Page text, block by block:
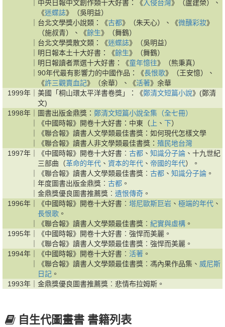
中央日報中文創作類十大好書：《入侵台灣》（盧建榮）、
《迷蝶誌》（吳明益）
台北文學獎小說類：《古都》（朱天心）、《微醺彩妝》
（施叔青）、《餘生》（舞鶴）
台北文學獎散文類：《迷蝶誌》（吳明益）
明日報本土十大好書：《餘生》（舞鶴）
明日報讀者票選十大好書：《童年憶往》（熊秉真）
90年代最有影響力的中國作品：《長恨歌》（王安憶）、
《許三觀賣血記》（余華）、《活著》余華
1999年｜ 美國「桐山環太平洋書卷獎」：《鄭清文短篇小說》(鄭清
文)
1998年｜
圖書出版金鼎獎： 鄭清文短篇小說全集（全七冊）
《中國時報》開卷十大好書：中東（ 上 、 下）
《聯合報》讀書人文學類最佳書獎：如何現代怎樣文學
《聯合報》讀書人非文學類最佳書獎： 殖民地台灣
1997年｜
《中國時報》開卷十大好書︰ 古都 、 知識分子論 、十九世紀
三部曲（革命的年代 、 資本的年代 、 帝國的年代）。
《聯合報》讀書人文學類最佳書獎︰ 古都 、 知識分子論 。
年度圖書出版金鼎獎︰ 古都 。
金鼎獎優良圖書推薦獎︰ 遺恨傳奇 。
1996年｜
《中國時報》開卷十大好書︰ 塔尼歐斯巨岩 、 極端的年代 、
長恨歌 。
《聯合報》讀書人文學類最佳書獎︰ 紀實與虛構 。
1995年｜
《中國時報》開卷十大好書︰強悍而美麗。
《聯合報》讀書人文學類最佳書獎︰強悍而美麗。
1994年｜
《中國時報》開卷十大好書︰ 活著 。
《聯合報》讀書人文學類最佳書獎︰馮內果作品集、 威尼斯
日記 。
1993年｜ 金鼎獎優良圖書推薦獎︰悲情布拉姆斯。
自生代圖畫書 書籍列表